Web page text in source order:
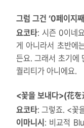
그럼 그건 ‘0페이지
요코타: 시즌 0이네
게 아니라서 초반에
든요. 그래서 초기에
퀄리티가 아니에요.
<꽃을 보내다>(花
요코타: 그렇죠. <꽃
이마니시 : 비교적